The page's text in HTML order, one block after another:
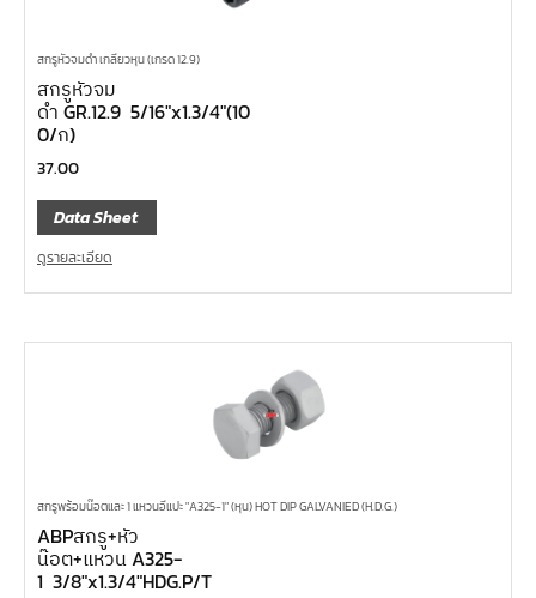
สกรูหัวจมดำ เกลียวหุน (เกรด 12.9)
สกรูหัวจม
ดำ GR.12.9 5/16″x1.3/4″(10
0/ก)
37.00
Data Sheet
ดูรายละเอียด
สกรูพร้อมน๊อตและ 1 แหวนอีแปะ "A325-1" (หุน) HOT DIP GALVANIED (H.D.G.)
ABPสกรู+หัว
น๊อต+แหวน A325-
1 3/8″x1.3/4″HDG.P/T